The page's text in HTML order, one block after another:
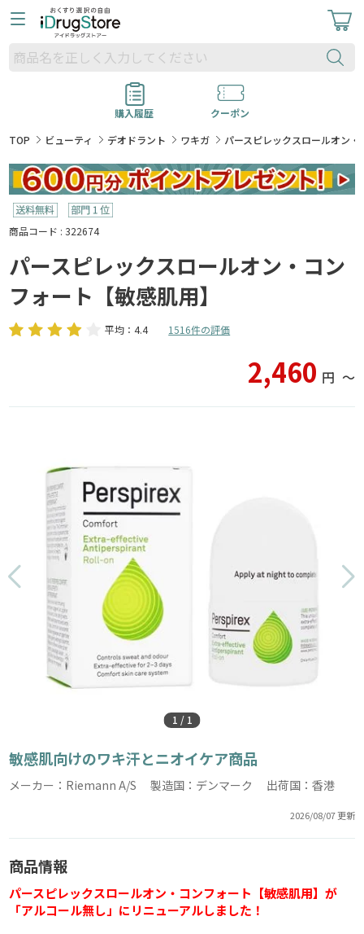
購入履歴
クーポン
TOP
ビューティ デオドラント ワキガ パースピレックスロールオン
商品コード : 322674
パースピレックスロールオン・コン
フォート【敏感肌用】
平均：4.4 1516件の評価
2,460 円 〜
1 / 1
敏感肌向けのワキ汗とニオイケア商品
メーカー：Riemann A/S 製造国：デンマーク 出荷国：香港
2026/08/07 更新
商品情報
パースピレックスロールオン・コンフォート【敏感肌用】が
「アルコール無し」にリニューアルしました！